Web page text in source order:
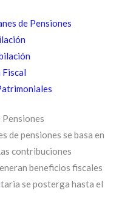
de Pensiones
Pensiones
de pensiones se basa en
contribuciones
beneficios fiscales
se posterga hasta el